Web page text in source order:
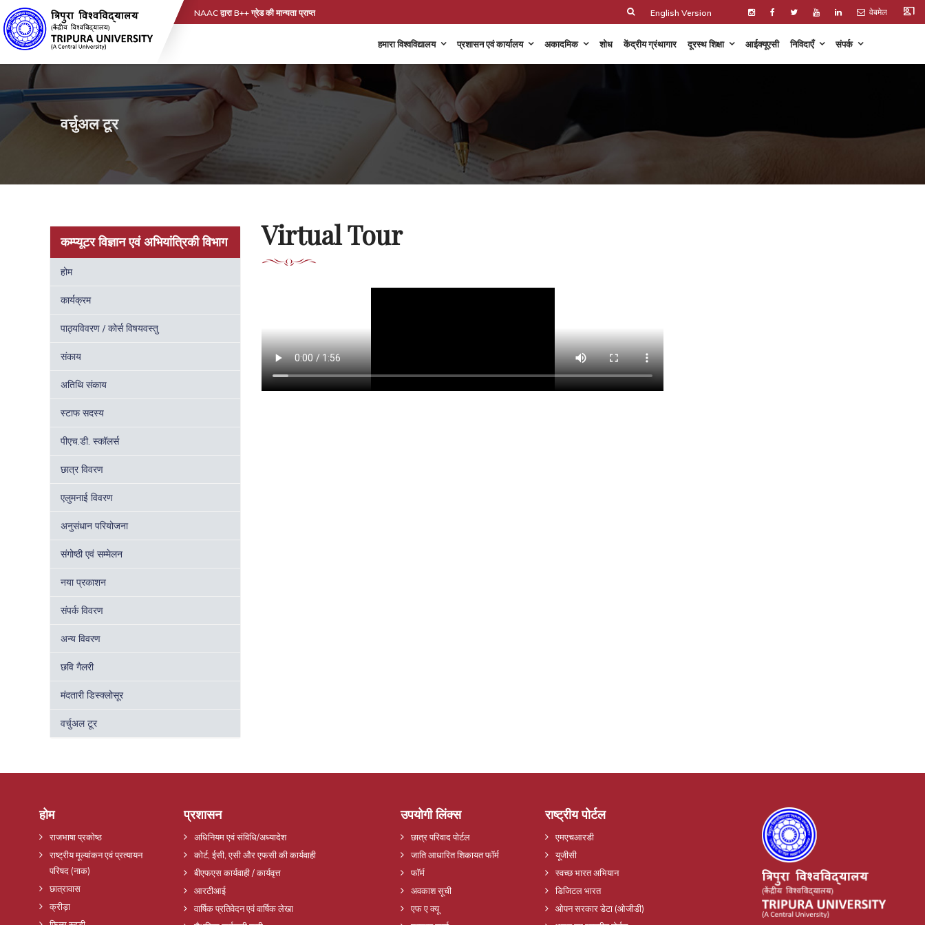
NAAC द्वारा B++ ग्रेड की मान्यता प्राप्त English Version वेबमेल co_present
हमारा विश्वविद्यालय प्रशासन एवं कार्यालय अकादमिक शोध केंद्रीय ग्रंथागार दूरस्थ शिक्षा आईक्यूएसी निविदाएँ संपर्क
वर्चुअल टूर
कम्प्यूटर विज्ञान एवं अभियांत्रिकी विभाग
होम
कार्यक्रम
पाठ्यविवरण / कोर्स विषयवस्तु
संकाय
अतिथि संकाय
स्टाफ सदस्य
पीएच.डी. स्कॉलर्स
छात्र विवरण
एलुमनाई विवरण
अनुसंधान परियोजना
संगोष्ठी एवं सम्मेलन
नया प्रकाशन
संपर्क विवरण
अन्य विवरण
छवि गैलरी
मंदतारी डिस्क्लोसूर
वर्चुअल टूर
Virtual Tour
होम
राजभाषा प्रकोष्ठ
राष्ट्रीय मूल्यांकन एवं प्रत्यायन
परिषद (नाक)
छात्रावास
क्रीड़ा
प्रशासन
अधिनियम एवं संविधि/अध्यादेश
कोर्ट, ईसी, एसी और एफसी की कार्यवाही
बीएफएस कार्यवाही / कार्यवृत्त
आरटीआई
वार्षिक प्रतिवेदन एवं वार्षिक लेखा
उपयोगी लिंक्स
छात्र परिवाद पोर्टल
जाति आधारित शिकायत फॉर्म
फॉर्म
अवकाश सूची
एफ ए क्यू
राष्ट्रीय पोर्टल
एमएचआरडी
यूजीसी
स्वच्छ भारत अभियान
डिजिटल भारत
ओपन सरकार डेटा (ओजीडी)